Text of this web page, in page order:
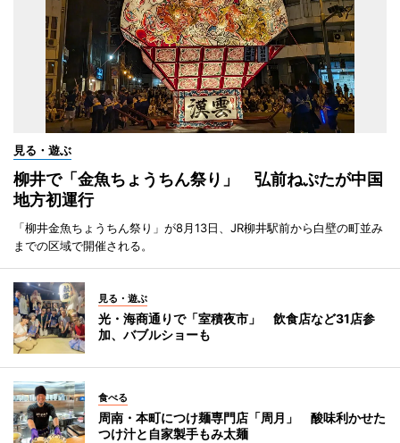
見る・遊ぶ
柳井で「金魚ちょうちん祭り」 弘前ねぷたが中国
地方初運行
「柳井金魚ちょうちん祭り」が8月13日、JR柳井駅前から白壁の町並み
までの区域で開催される。
見る・遊ぶ
光・海商通りで「室積夜市」 飲食店など31店参
加、バブルショーも
食べる
周南・本町につけ麺専門店「周月」 酸味利かせた
つけ汁と自家製手もみ太麺